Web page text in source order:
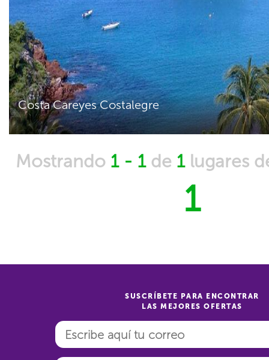
Costa Careyes Costalegre
Mostrando 1 - 1de 1lugares
1
SUSCRÍBETE PARA ENCONTRAR
LAS MEJORES OFERTAS